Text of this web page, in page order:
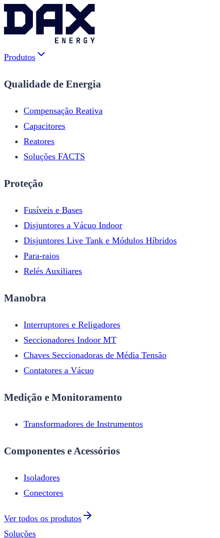
Produtos
Qualidade de Energia
Compensação Reativa
Capacitores
Reatores
Soluções FACTS
Proteção
Fusíveis e Bases
Disjuntores a Vácuo Indoor
Disjuntores Live Tank e Módulos Híbridos
Para-raios
Relés Auxiliares
Manobra
Interruptores e Religadores
Seccionadores Indoor MT
Chaves Seccionadoras de Média Tensão
Contatores a Vácuo
Medição e Monitoramento
Transformadores de Instrumentos
Componentes e Acessórios
Isoladores
Conectores
Ver todos os produtos
Soluções